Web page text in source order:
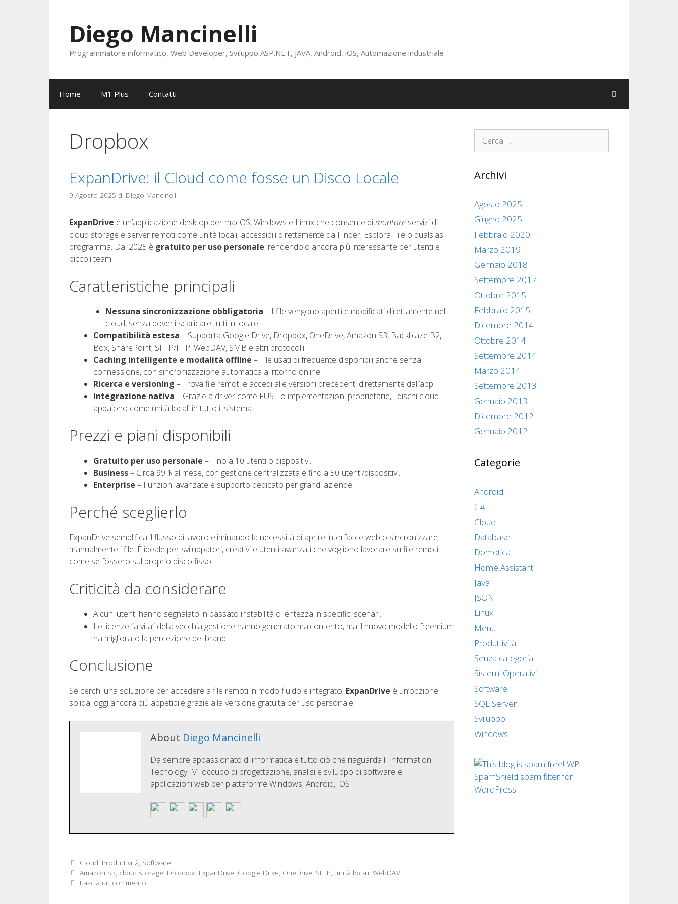
Diego Mancinelli
Programmatore informatico, Web Developer, Sviluppo ASP.NET, JAVA, Android, iOS, Automazione industriale
Home M1 Plus Contatti
Dropbox
ExpanDrive: il Cloud come fosse un Disco Locale
9 Agosto 2025 di Diego Mancinelli
ExpanDrive è un’applicazione desktop per macOS, Windows e Linux che consente dimontare servizi di
cloud storage e server remoti come unità locali, accessibili direttamente da Finder, Esplora File o qualsiasi
programma. Dal 2025 è gratuito per uso personale, rendendolo ancora più interessante per utenti e
piccoli team.
Caratteristiche principali
Nessuna sincronizzazione obbligatoria – I file vengono aperti e modificati direttamente nel
cloud, senza doverli scaricare tutti in locale.
Compatibilità estesa – Supporta Google Drive, Dropbox, OneDrive, Amazon S3, Backblaze B2,
Box, SharePoint, SFTP/FTP, WebDAV, SMB e altri protocolli.
Caching intelligente e modalità offline – File usati di frequente disponibili anche senza
connessione, con sincronizzazione automatica al ritorno online.
Ricerca e versioning – Trova file remoti e accedi alle versioni precedenti direttamente dall’app.
Integrazione nativa – Grazie a driver come FUSE o implementazioni proprietarie, i dischi cloud
appaiono come unità locali in tutto il sistema.
Prezzi e piani disponibili
Gratuito per uso personale – Fino a 10 utenti o dispositivi.
Business– Circa 99 $ al mese, con gestione centralizzata e fino a 50 utenti/dispositivi.
Enterprise – Funzioni avanzate e supporto dedicato per grandi aziende.
Perché sceglierlo
ExpanDrive semplifica il flusso di lavoro eliminando la necessità di aprire interfacce web o sincronizzare
manualmente i file. È ideale per sviluppatori, creativi e utenti avanzati che vogliono lavorare su file remoti
come se fossero sul proprio disco fisso.
Criticità da considerare
Alcuni utenti hanno segnalato in passato instabilità o lentezza in specifici scenari.
Le licenze “a vita” della vecchia gestione hanno generato malcontento, ma il nuovo modello freemium
ha migliorato la percezione del brand.
Conclusione
Se cerchi una soluzione per accedere a file remoti in modo fluido e integrato, ExpanDrive è un’opzione
solida, oggi ancora più appetibile grazie alla versione gratuita per uso personale.
About Diego Mancinelli
Da sempre appassionato di informatica e tutto ciò che riaguarda l' Information
Tecnology. Mi occupo di progettazione, analisi e sviluppo di software e
applicazioni web per piattaforme Windows, Android, iOS
Categorie
Cloud, Produttività, Software
Tag
Amazon S3, cloud storage, Dropbox, ExpanDrive, Google Drive, OneDrive, SFTP, unità locali,WebDAV
Lascia un commento
Ricerca
per:
Archivi
Agosto 2025
Giugno 2025
Febbraio 2020
Marzo 2019
Gennaio 2018
Settembre 2017
Ottobre 2015
Febbraio 2015
Dicembre 2014
Ottobre 2014
Settembre 2014
Marzo 2014
Settembre 2013
Gennaio 2013
Dicembre 2012
Gennaio 2012
Categorie
Android
C#
Cloud
Database
Domotica
Home Assistant
Java
JSON
Linux
Menu
Produttività
Senza categoria
Sistemi Operativi
Software
SQL Server
Sviluppo
Windows